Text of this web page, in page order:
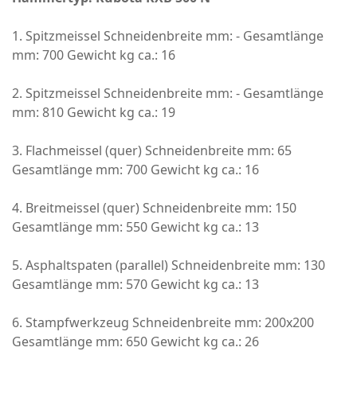
1. Spitzmeissel Schneidenbreite mm: - Gesamtlänge
mm: 700 Gewicht kg ca.: 16
2. Spitzmeissel Schneidenbreite mm: - Gesamtlänge
mm: 810 Gewicht kg ca.: 19
3. Flachmeissel (quer) Schneidenbreite mm: 65
Gesamtlänge mm: 700 Gewicht kg ca.: 16
4. Breitmeissel (quer) Schneidenbreite mm: 150
Gesamtlänge mm: 550 Gewicht kg ca.: 13
5. Asphaltspaten (parallel) Schneidenbreite mm: 130
Gesamtlänge mm: 570 Gewicht kg ca.: 13
6. Stampfwerkzeug Schneidenbreite mm: 200x200
Gesamtlänge mm: 650 Gewicht kg ca.: 26